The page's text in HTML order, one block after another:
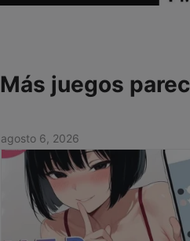
Más juegos
agosto 6, 2026